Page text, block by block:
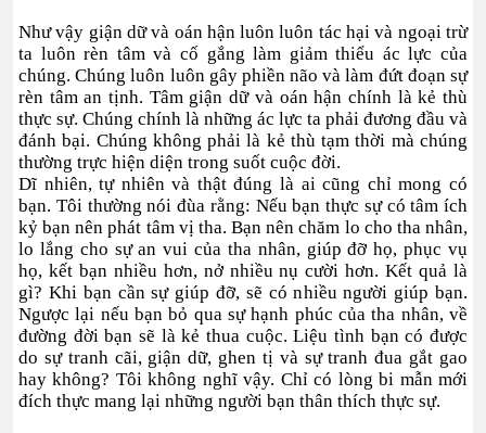
Như vậy giận dữ và oán hận luôn luôn tác hại và ngoại trừ
ta luôn rèn tâm và cố gắng làm giảm thiểu ác lực của
chúng. Chúng luôn luôn gây phiền não và làm đứt đoạn sự
rèn tâm an tịnh. Tâm giận dữ và oán hận chính là kẻ thù
thực sự. Chúng chính là những ác lực ta phải đương đầu và
đánh bại. Chúng không phải là kẻ thù tạm thời mà chúng
thường trực hiện diện trong suốt cuộc đời.
Dĩ nhiên, tự nhiên và thật đúng là ai cũng chỉ mong có
bạn. Tôi thường nói đùa rằng: Nếu bạn thực sự có tâm ích
kỷ bạn nên phát tâm vị tha. Bạn nên chăm lo cho tha nhân,
lo lắng cho sự an vui của tha nhân, giúp đỡ họ, phục vụ
họ, kết bạn nhiều hơn, nở nhiều nụ cười hơn. Kết quả là
gì? Khi bạn cần sự giúp đỡ, sẽ có nhiều người giúp bạn.
Ngược lại nếu bạn bỏ qua sự hạnh phúc của tha nhân, về
đường đời bạn sẽ là kẻ thua cuộc. Liệu tình bạn có được
do sự tranh cãi, giận dữ, ghen tị và sự tranh đua gắt gao
hay không? Tôi không nghĩ vậy. Chỉ có lòng bi mẫn mới
đích thực mang lại những người bạn thân thích thực sự.